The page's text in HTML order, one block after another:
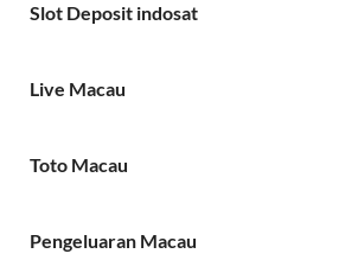
Slot Deposit indosat
Live Macau
Toto Macau
Pengeluaran Macau